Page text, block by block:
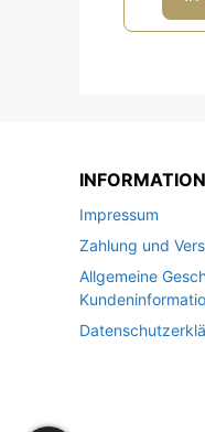
INFORMATION
Impressum
Zahlung und
Allgemeine